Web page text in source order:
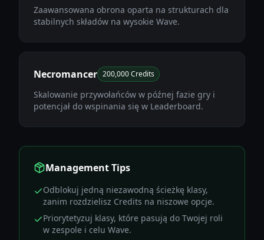
Zaawansowana obrona oparta na strukturach dla
stabilnych składów na wysokie Wave.
Necromancer 200,000 Credits
Skalowanie przywołańców w późnej fazie gry i
potencjał do wspinania się w Leaderboard.
Management Tips
Odblokuj jedną niezawodną ścieżkę klasy,
zanim rozdzielisz Credits na niszowe opcje.
Priorytetyzuj klasy, które pasują do Twojej roli
w zespole i celu Wave.